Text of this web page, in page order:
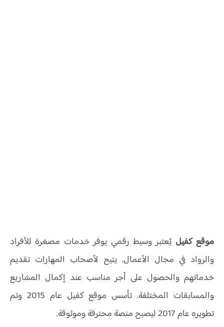
موقع كفيل يُعتبر وسيط رقمي يوفر خدمات مصغرة للأفراد
والرواد في مجال الأعمال. يتيح لأصحاب المهارات تقديم
خدماتهم والحصول على أجر مناسب عند إكمال المشاريع
والمسابقات المختلفة. تأسس موقع كفيل عام 2015 وتم
تطويره عام 2017 ليصبح منصة محترفة وموثوقة.